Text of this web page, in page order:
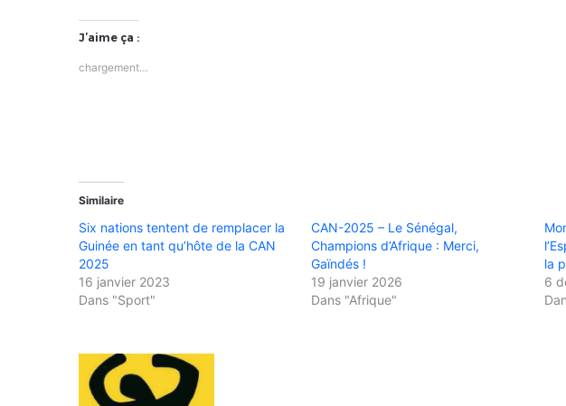
J’aime ça :
chargement…
Similaire
Six nations tentent de remplacer la
Guinée en tant qu’hôte de la CAN
2025
16 janvier 2023
Dans "Sport"
CAN-2025 – Le Sénégal,
Champions d’Afrique : Merci,
Gaïndés !
19 janvier 2026
Dans "Afrique"
la
6